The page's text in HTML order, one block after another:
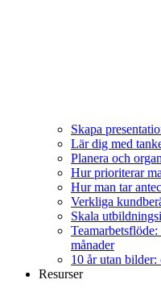
Skapa
Lär dig med
Planera och
Hur prioriterar
Hur man tar
Verkliga
Skala
månader
10 år utan
Resurser